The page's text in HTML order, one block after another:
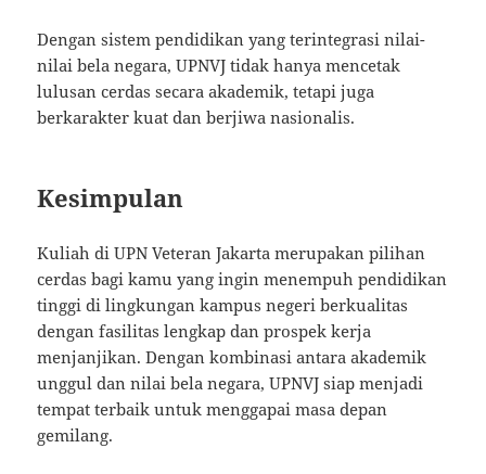
Dengan sistem pendidikan yang terintegrasi nilai-
nilai bela negara, UPNVJ tidak hanya mencetak
lulusan cerdas secara akademik, tetapi juga
berkarakter kuat dan berjiwa nasionalis.
Kesimpulan
Kuliah di UPN Veteran Jakarta merupakan pilihan
cerdas bagi kamu yang ingin menempuh pendidikan
tinggi di lingkungan kampus negeri berkualitas
dengan fasilitas lengkap dan prospek kerja
menjanjikan. Dengan kombinasi antara akademik
unggul dan nilai bela negara, UPNVJ siap menjadi
tempat terbaik untuk menggapai masa depan
gemilang.